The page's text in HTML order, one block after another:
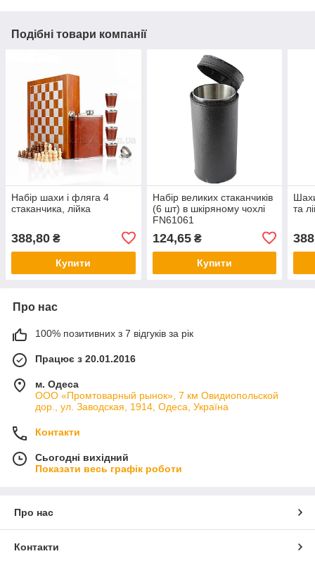
Подібні товари компанії
Набір шахи і фляга 4
стаканчика, лійка
388,80 ₴
Купити
Набір великих стаканчиків
(6 шт) в шкіряному чохлі
FN61061
124,65₴
Купити
та
Про нас
100% позитивних з 7 відгуків за рік
Працює з 20.01.2016
м. Одеса
ООО «Промтоварный рынок», 7 км Овидиопольской
дор., ул. Заводская, 1914, Одеса, Україна
Контакти
Сьогодні вихідний
Показати весь графік роботи
Про нас
Контакти